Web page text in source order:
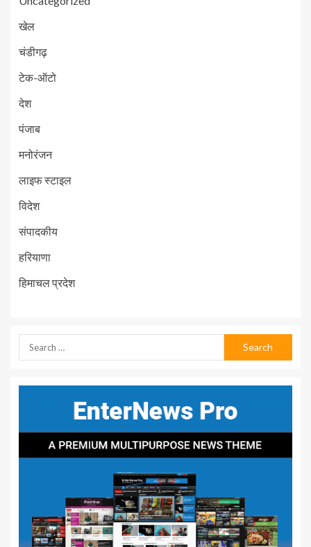
खेल
चंडीगढ़
टेक-ऑटो
देश
पंजाब
मनोरंजन
लाइफ स्टाइल
विदेश
संपादकीय
हरियाणा
हिमाचल प्रदेश